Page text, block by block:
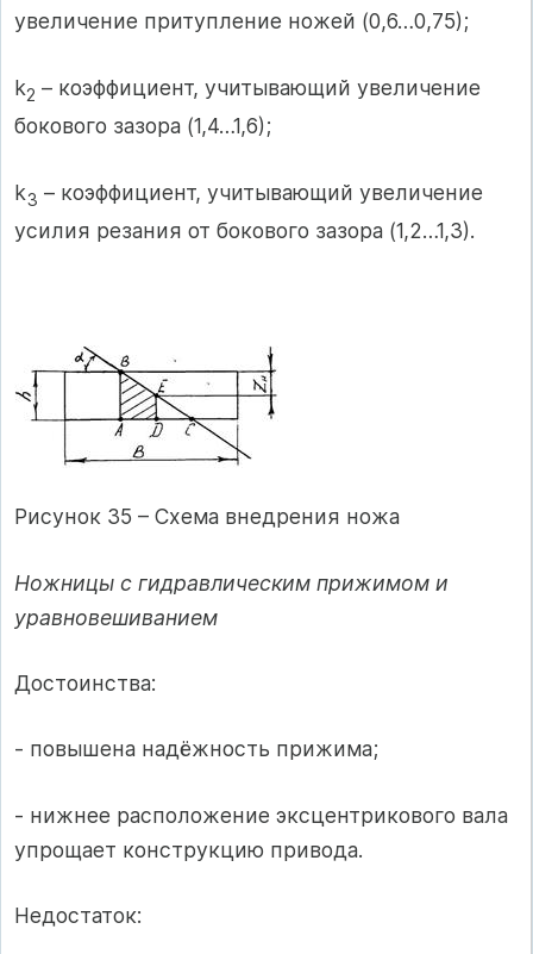
увеличение притупление ножей (0,6…0,75);
k2 – коэффициент, учитывающий увеличение
бокового зазора (1,4…1,6);
k3 – коэффициент, учитывающий увеличение
усилия резания от бокового зазора (1,2…1,3).
Рисунок 35 – Схема внедрения ножа
Ножницы с гидравлическим прижимом и
уравновешиванием
Достоинства:
- повышена надёжность прижима;
- нижнее расположение эксцентрикового вала
упрощает конструкцию привода.
Недостаток: